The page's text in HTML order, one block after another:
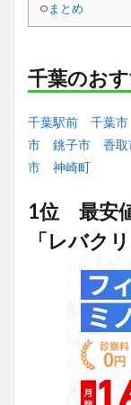
まとめ
千葉のお
千葉駅前 千葉市
市
銚子市 香取
市
神崎町
1位 最安
「レバクリ